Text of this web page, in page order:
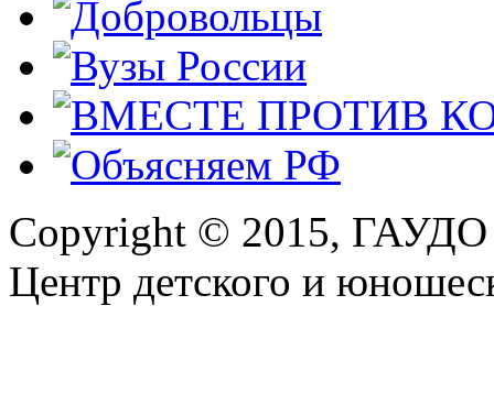
Copyright © 2015, ГАУДО
Центр детского и